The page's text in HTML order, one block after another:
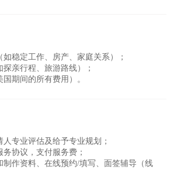
稳定工作、房产、家庭关系）；
亲行程、旅游路线）；
期间的所有费用）。
专业评估及给予专业规划；
协议，支付服务费；
制作资料、在线预约/填写、面签辅导（线